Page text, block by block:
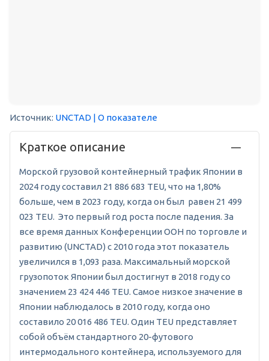
Источник: UNCTAD | О показателе
Краткое описание
Морской грузовой контейнерный трафик Японии в
2024 году составил 21 886 683 TEU, что на 1,80%
больше, чем в 2023 году, когда он был равен 21 499
023 TEU. Это первый год роста после падения. За
все время данных Конференции ООН по торговле и
развитию (UNCTAD) с 2010 года этот показатель
увеличился в 1,093 раза. Максимальный морской
грузопоток Японии был достигнут в 2018 году со
значением 23 424 446 TEU. Самое низкое значение в
Японии наблюдалось в 2010 году, когда оно
составило 20 016 486 TEU. Один TEU представляет
собой объём стандартного 20-футового
интермодального контейнера, используемого для